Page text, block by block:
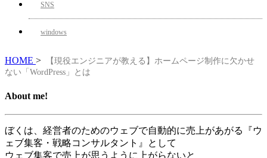
SNS
windows
HOME >
【現役エンジニアが教える】ホームページ制作に欠かせ
ない「WordPress」とは
About me!
ぼくは、経営者のためのウェブで自動的に売上があがる『ウ
ェブ集客・戦略コンサルタント』として
ウェブ集客で売上が思うように上がらないと